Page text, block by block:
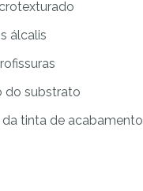
álcalis
do substrato
tinta de acabamento